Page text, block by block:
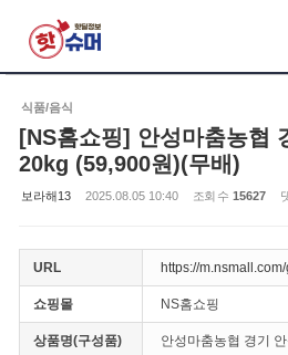
식품/음식
[NS홈쇼핑] 안성마춤농협
20kg (59,900원)(무배)
보라해13 2025.08.05 10:40 조회 수 15627
URL https://
쇼핑몰 NS홈쇼핑
상품명(구성품) 안성마춤농협 경기